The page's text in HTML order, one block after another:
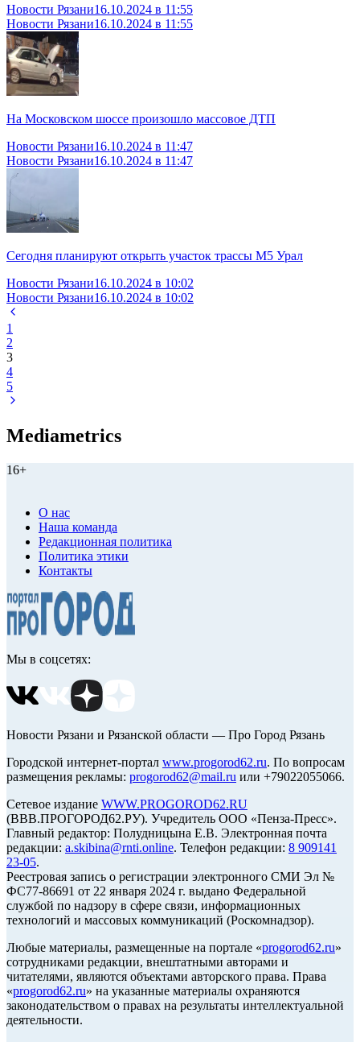
Новости Рязани16.10.2024 в 11:55
Новости Рязани16.10.2024 в 11:55
На Московском шоссе произошло массовое ДТП
Новости Рязани16.10.2024 в 11:47
Новости Рязани16.10.2024 в 11:47
Сегодня планируют открыть участок трассы М5 Урал
Новости Рязани16.10.2024 в 10:02
Новости Рязани16.10.2024 в 10:02
1
2
3
4
5
Mediametrics
16+
О нас
Наша команда
Редакционная политика
Политика этики
Контакты
Мы в соцсетях:
Новости Рязани и Рязанской области — Про Город Рязань
Городской интернет-портал www.progorod62.ru. По вопросам
размещения рекламы: progorod62@mail.ru или +79022055066.
Сетевое издание WWW.PROGOROD62.RU
(ВВВ.ПРОГОРОД62.РУ). Учредитель ООО «Пенза-Пресс».
Главный редактор: Полудницына Е.В. Электронная почта
редакции: a.skibina@rnti.online. Телефон редакции: 8 909141
23-05.
Реестровая запись о регистрации электронного СМИ Эл №
ФС77-86691 от 22 января 2024 г. выдано Федеральной
службой по надзору в сфере связи, информационных
технологий и массовых коммуникаций (Роскомнадзор).
Любые материалы, размещенные на портале «progorod62.ru»
сотрудниками редакции, внештатными авторами и
читателями, являются объектами авторского права. Права
«progorod62.ru» на указанные материалы охраняются
законодательством о правах на результаты интеллектуальной
деятельности.